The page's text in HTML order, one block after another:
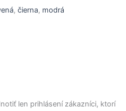
, čierna, modrá
len prihlásení zákazníci, ktorí